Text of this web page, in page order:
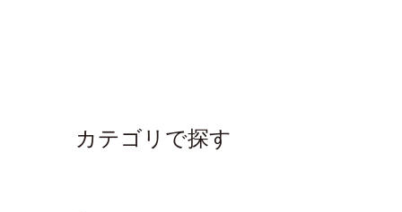
カテゴリで探す